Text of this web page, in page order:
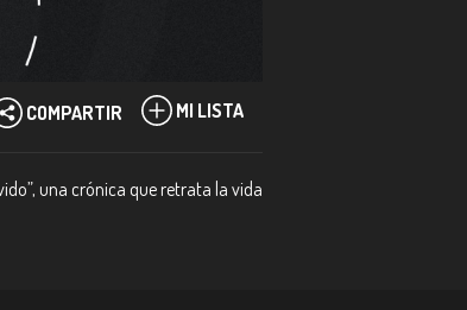
MI LISTA
COMPARTIR
una crónica que retrata la vida